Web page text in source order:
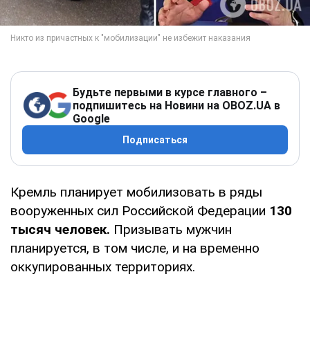
Будьте первыми в курсе главного –
подпишитесь на Новини на OBOZ.UA в
Google
Подписаться
Кремль планирует мобилизовать в ряды
вооруженных сил Российской Федерации 130
тысяч человек. Призывать мужчин
планируется, в том числе, и на временно
оккупированных территориях.